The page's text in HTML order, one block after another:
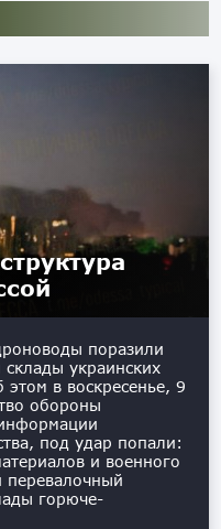
поразили
украинских
в воскресенье, 9
обороны
под удар попали:
и военного
перевалочный
горюче-